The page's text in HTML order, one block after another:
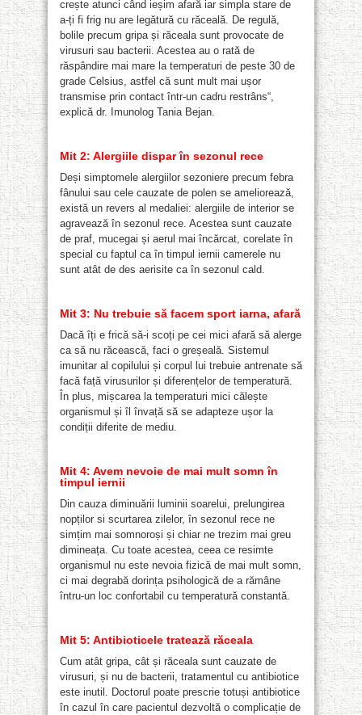
crește atunci când ieșim afară iar simpla stare de
a-ți fi frig nu are legătură cu răceală. De regulă,
bolile precum gripa și răceala sunt provocate de
virusuri sau bacterii. Acestea au o rată de
răspândire mai mare la temperaturi de peste 30 de
grade Celsius, astfel că sunt mult mai ușor
transmise prin contact într-un cadru restrâns“,
explică dr. Imunolog Tania Bejan.
Mit 2: Alergiile dispar în sezonul rece
Deși simptomele alergiilor sezoniere precum febra
fânului sau cele cauzate de polen se ameliorează,
există un revers al medaliei: alergiile de interior se
agravează în sezonul rece. Acestea sunt cauzate
de praf, mucegai și aerul mai încărcat, corelate în
special cu faptul ca în timpul iernii camerele nu
sunt atât de des aerisite ca în sezonul cald.
Mit 3: Nu trebuie să facem sport iarna, afară
Dacă îți e frică să-i scoți pe cei mici afară să alerge
ca să nu răcească, faci o greșeală. Sistemul
imunitar al copilului și corpul lui trebuie antrenate să
facă față virusurilor și diferențelor de temperatură.
În plus, mișcarea la temperaturi mici călește
organismul și îl învață să se adapteze ușor la
condiții diferite de mediu.
Mit 4: Avem nevoie de mai mult somn în
timpul iernii
Din cauza diminuării luminii soarelui, prelungirea
nopților si scurtarea zilelor, în sezonul rece ne
simțim mai somnoroși și chiar ne trezim mai greu
dimineața. Cu toate acestea, ceea ce resimte
organismul nu este nevoia fizică de mai mult somn,
ci mai degrabă dorința psihologică de a rămâne
întru-un loc confortabil cu temperatură constantă.
Mit 5: Antibioticele tratează răceala
Cum atât gripa, cât și răceala sunt cauzate de
virusuri, și nu de bacterii, tratamentul cu antibiotice
este inutil. Doctorul poate prescrie totuși antibiotice
în cazul în care pacientul dezvoltă o complicație de